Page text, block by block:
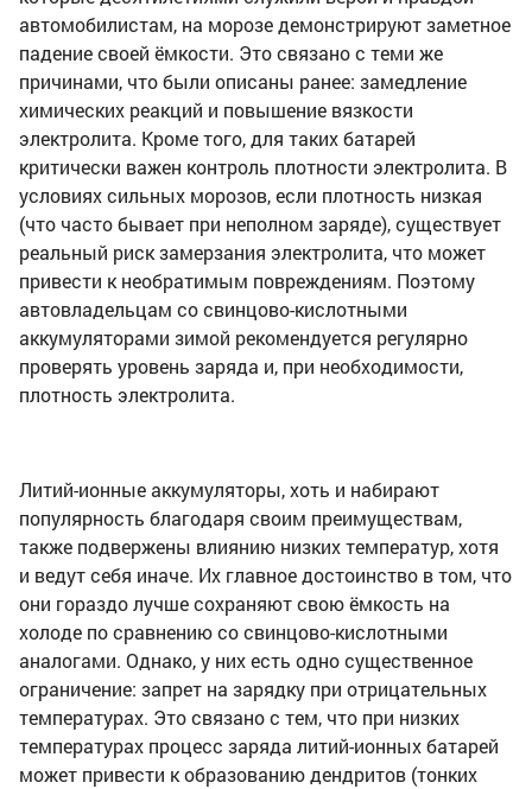
автомобилистам, на морозе демонстрируют заметное
падение своей ёмкости. Это связано с теми же
причинами, что были описаны ранее: замедление
химических реакций и повышение вязкости
электролита. Кроме того, для таких батарей
критически важен контроль плотности электролита. В
условиях сильных морозов, если плотность низкая
(что часто бывает при неполном заряде), существует
реальный риск замерзания электролита, что может
привести к необратимым повреждениям. Поэтому
автовладельцам со свинцово-кислотными
аккумуляторами зимой рекомендуется регулярно
проверять уровень заряда и, при необходимости,
плотность электролита.
Литий-ионные аккумуляторы, хоть и набирают
популярность благодаря своим преимуществам,
также подвержены влиянию низких температур, хотя
и ведут себя иначе. Их главное достоинство в том, что
они гораздо лучше сохраняют свою ёмкость на
холоде по сравнению со свинцово-кислотными
аналогами. Однако, у них есть одно существенное
ограничение: запрет на зарядку при отрицательных
температурах. Это связано с тем, что при низких
температурах процесс заряда литий-ионных батарей
может привести к образованию дендритов (тонких